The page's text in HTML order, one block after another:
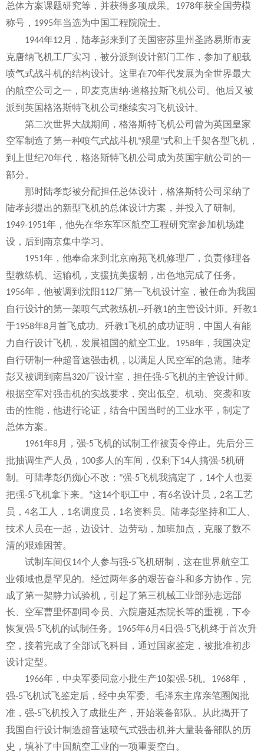
总体方案课题研究等，并获得多项成果。 1978年获全国劳模
称号， 1995年当选为中国工程院院士。
1944年12月，陆孝彭来到了美国密苏里州圣路易斯市麦
克唐纳飞机工厂实习，被分派到设计部门工作，参加了舰载
喷气式战斗机的结构设计。这里在70年代发展为全世界最大
的航空公司之一，即麦克唐纳·道格拉斯飞机公司。他后又被
派到英国格洛斯特飞机公司继续实习飞机设计。
第二次世界大战期间，格洛斯特飞机公司曾为英国皇家
空军制造了第一种喷气式战斗机"殒星"式和上千架各型飞机，
到上世纪70年代，格洛斯特飞机公司成为英国宇航公司的一
部分。
那时陆孝彭被分配担任总体设计，格洛斯特公司采纳了
陆孝彭提出的新型飞机的总体设计方案，并投入了研制。
1949-1951年，他先在华东军区航空工程研究室参加机场建
设，后到南京集中学习。
1951年，他奉命来到北京南苑飞机修理厂，负责修理各
型教练机、运输机，支援抗美援朝，出色地完成了任务。
1956年，他被调到沈阳 112厂第一飞机设计室，被任命为我国
自行设计的第一架喷气式教练机--歼教1的主管设计师。歼教1
于1958年8月首飞成功。歼教1飞机的成功证明，中国人有能
力自行设计飞机，发展祖国的航空工业。 1958年，我国决定
自行研制一种超音速强击机，以满足人民空军的急需。陆孝
彭又被调到南昌320厂设计室，担任强-5飞机的主管设计师。
根据空军对强击机的实战要求，突出低空、机动、突袭和攻
击的性能，他进行论证，结合中国当时的工业水平，制定了
总体方案。
1961年8月，强-5飞机的试制工作被责令停止。先后分三
批抽调生产人员， 100多人的车间，仅剩下14 人搞强-5机研
制。可陆孝彭仍痴心不改： "强-5飞机我搞定了， 14个人也要
把强-5飞机拿下来。 "这14个职工中，有6名设计员， 2名工艺
员， 4名工人， 1名调度员， 1名资料员。陆孝彭坚持和工人、
技术人员在一起，边设计、边劳动，加班加点，克服了数不
清的艰难困苦。
试制车间仅14个人参与强-5飞机研制，这在世界航空工
业领域也是罕见的。经过两年多的艰苦奋斗和多方协作，完
成了第一架静力试验机，引起了第三机械工业部孙志远部
长、空军曹里怀副司令员、六院唐延杰院长等的重视，下令
恢复强-5飞机的试制任务。 1965年6月 4日强-5飞机终于首次升
空，接着完成了全部试飞科目，通过国家鉴定，被批准初步
设计定型。
1966年，中央军委同意小批生产10架强-5机。 1968年，
强-5飞机试飞鉴定后，经中央军委、毛泽东主席亲笔圈阅批
准，强-5飞机投入了成批生产，开始装备部队。从此揭开了
我国自行设计制造超音速喷气式强击机并大量装备部队的历
史，填补了中国航空工业的一项重要空白。